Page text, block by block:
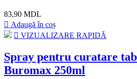
83,90 MDL
Adaugă în coș
VIZUALIZARE RAPIDĂ
Spray pentru curatare
Buromax 250ml